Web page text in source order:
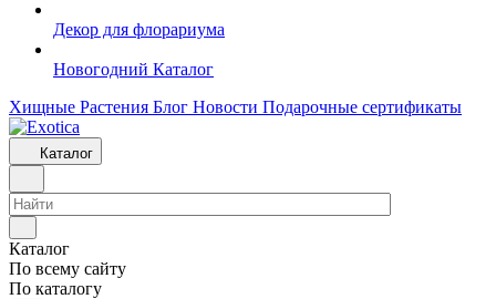
Декор для флорариума
Новогодний Каталог
Хищные Растения Блог Новости Подарочные сертификаты
Каталог
Каталог
По всему сайту
По каталогу